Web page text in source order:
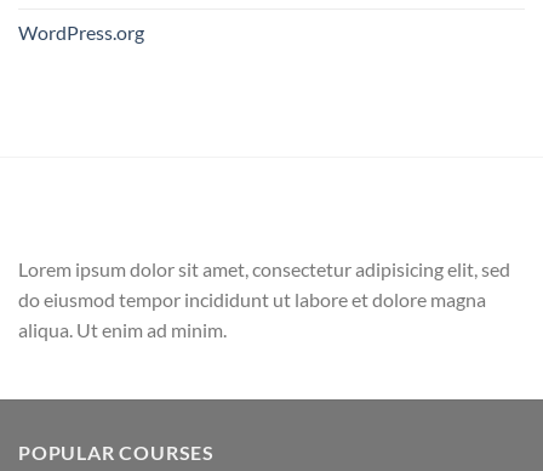
WordPress.org
Lorem ipsum dolor sit amet, consectetur adipisicing elit, sed
do eiusmod tempor incididunt ut labore et dolore magna
aliqua. Ut enim ad minim.
POPULAR COURSES